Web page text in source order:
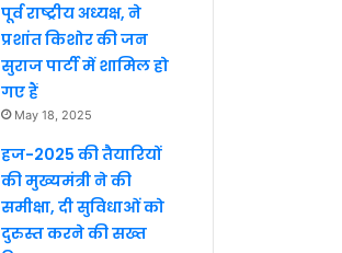
पूर्व राष्ट्रीय अध्यक्ष, ने
प्रशांत किशोर की जन
सुराज पार्टी में शामिल हो
गए हैं
May 18, 2025
हज-2025 की तैयारियों
की मुख्यमंत्री ने की
समीक्षा, दी सुविधाओं को
दुरुस्त करने की सख्त